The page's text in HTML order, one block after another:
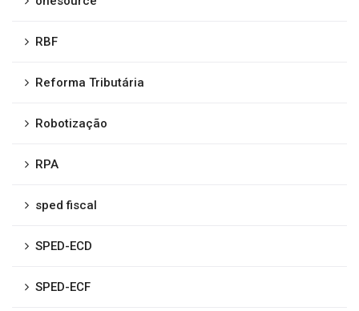
RBF
Reforma Tributária
Robotização
RPA
sped fiscal
SPED-ECD
SPED-ECF